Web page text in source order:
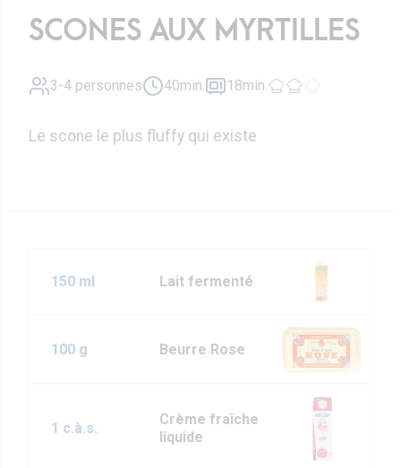
SCONES AUX MYRTILLES
3-4 personnes 40min. 18min.
Le scone le plus fluffy qui existe
150 ml Lait fermenté
100 g Beurre Rose
1 c.à.s.
Crème fraîche
liquide